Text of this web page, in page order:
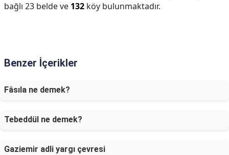
bağlı 23 belde ve 132 köy bulunmaktadır.
Benzer İçerikler
Fâsıla ne demek?
Tebeddül ne demek?
Gaziemir adli yargı çevresi